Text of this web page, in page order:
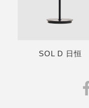
SOL D 日恒